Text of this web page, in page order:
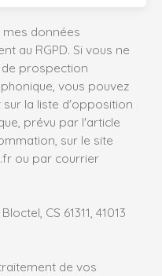
données
au RGPD. Si vous ne
prospection
vous pouvez
la liste d'opposition
prévu par l'article
sur le site
ou par courrier
CS 61311, 41013
de vos